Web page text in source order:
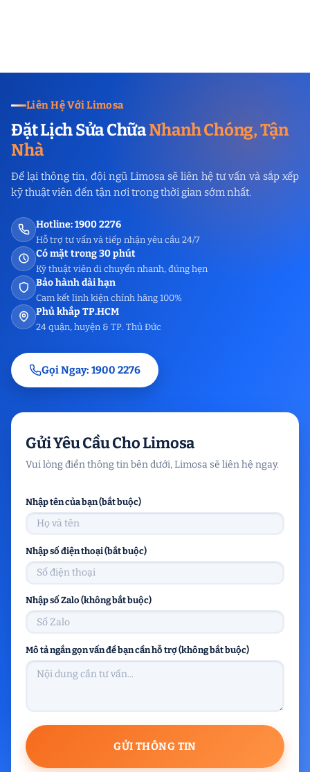
Liên Hệ Với Limosa
Đặt Lịch Sửa ChữaNhanh Chóng, Tận
Nhà
Để lại thông tin, đội ngũ Limosa sẽ liên hệ tư vấn và sắp xếp
kỹ thuật viên đến tận nơi trong thời gian sớm nhất.
Hotline: 1900 2276
Hỗ trợ tư vấn và tiếp nhận yêu cầu 24/7
Có mặt trong 30 phút
Kỹ thuật viên di chuyển nhanh, đúng hẹn
Bảo hành dài hạn
Cam kết linh kiện chính hãng 100%
Phủ khắp TP.HCM
24 quận, huyện & TP. Thủ Đức
Gọi Ngay: 1900 2276
Gửi Yêu Cầu Cho Limosa
Vui lòng điền thông tin bên dưới, Limosa sẽ liên hệ ngay.
Nhập tên của bạn (bắt buộc)
Nhập số điện thoại (bắt buộc)
Nhập số Zalo (không bắt buộc)
Mô tả ngắn gọn vấn đề bạn cần hỗ trợ (không bắt buộc)